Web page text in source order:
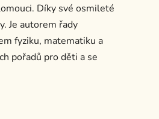
Díky své osmileté
Je autorem řady
fyziku, matematiku a
pořadů pro děti a se